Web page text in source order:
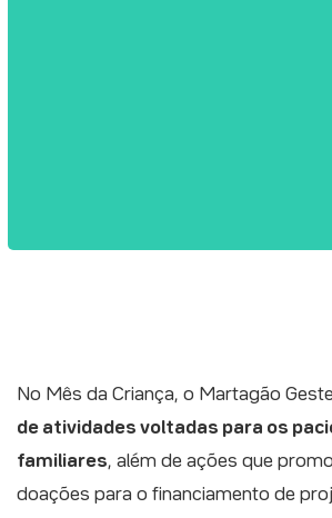
No Mês da Criança, o Martagão
de atividades voltadas para os
familiares, além de ações que
doações para o financiamento de